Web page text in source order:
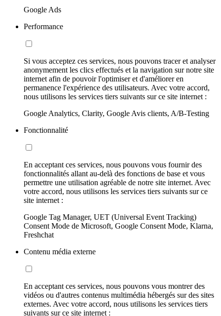
Google Ads
Performance
Si vous acceptez ces services, nous pouvons tracer et analyser
anonymement les clics effectués et la navigation sur notre site
internet afin de pouvoir l'optimiser et d'améliorer en
permanence l'expérience des utilisateurs. Avec votre accord,
nous utilisons les services tiers suivants sur ce site internet :
Google Analytics, Clarity, Google Avis clients, A/B-Testing
Fonctionnalité
En acceptant ces services, nous pouvons vous fournir des
fonctionnalités allant au-delà des fonctions de base et vous
permettre une utilisation agréable de notre site internet. Avec
votre accord, nous utilisons les services tiers suivants sur ce
site internet :
Google Tag Manager, UET (Universal Event Tracking)
Consent Mode de Microsoft, Google Consent Mode, Klarna,
Freshchat
Contenu média externe
En acceptant ces services, nous pouvons vous montrer des
vidéos ou d'autres contenus multimédia hébergés sur des sites
externes. Avec votre accord, nous utilisons les services tiers
suivants sur ce site internet :